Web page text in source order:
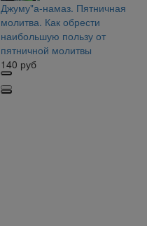
Джуму"а-намаз. Пятничная
молитва. Как обрести
наибольшую пользу от
пятничной молитвы
140 руб